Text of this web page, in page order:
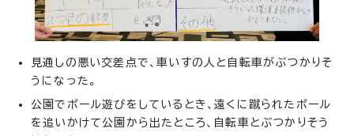
見通しの悪い交差点で、車いすの人と自転車がぶつかりそ
うになった。
公園でボール遊びをしているとき、遠くに蹴られたボール
を追いかけて公園から出たところ、自転車とぶつかりそう